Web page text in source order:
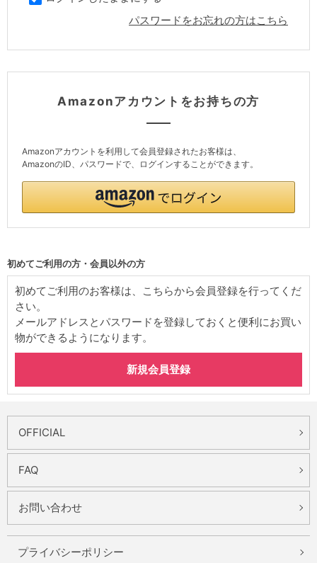
パスワードをお忘れの方はこちら
Amazonアカウントをお持ちの方
Amazonアカウントを利用して会員登録されたお客様は、
AmazonのID、パスワードで、ログインすることができます。
初めてご利用の方・会員以外の方
初めてご利用のお客様は、こちらから会員登録を行ってくだ
さい。
メールアドレスとパスワードを登録しておくと便利にお買い
物ができるようになります。
OFFICIAL
FAQ
お問い合わせ
プライバシーポリシー